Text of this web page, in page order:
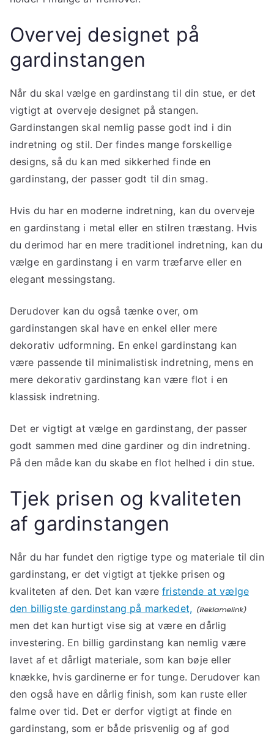
Overvej designet på
gardinstangen
Når du skal vælge en gardinstang til din stue, er det
vigtigt at overveje designet på stangen.
Gardinstangen skal nemlig passe godt ind i din
indretning og stil. Der findes mange forskellige
designs, så du kan med sikkerhed finde en
gardinstang, der passer godt til din smag.
Hvis du har en moderne indretning, kan du overveje
en gardinstang i metal eller en stilren træstang. Hvis
du derimod har en mere traditionel indretning, kan du
vælge en gardinstang i en varm træfarve eller en
elegant messingstang.
Derudover kan du også tænke over, om
gardinstangen skal have en enkel eller mere
dekorativ udformning. En enkel gardinstang kan
være passende til minimalistisk indretning, mens en
mere dekorativ gardinstang kan være flot i en
klassisk indretning.
Det er vigtigt at vælge en gardinstang, der passer
godt sammen med dine gardiner og din indretning.
På den måde kan du skabe en flot helhed i din stue.
Tjek prisen og kvaliteten
af gardinstangen
Når du har fundet den rigtige type og materiale til din
gardinstang, er det vigtigt at tjekke prisen og
kvaliteten af den. Det kan værefristende at vælge
den billigste gardinstang på markedet,
men det kan hurtigt vise sig at være en dårlig
investering. En billig gardinstang kan nemlig være
lavet af et dårligt materiale, som kan bøje eller
knække, hvis gardinerne er for tunge. Derudover kan
den også have en dårlig finish, som kan ruste eller
falme over tid. Det er derfor vigtigt at finde en
gardinstang, som er både prisvenlig og af god